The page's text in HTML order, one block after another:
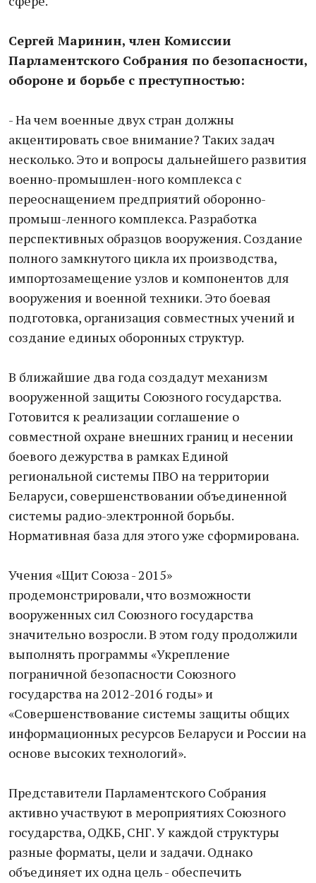
Сергей Маринин, член Комиссии
Парламентского Собрания по безопасности,
обороне и борьбе с преступностью:
- На чем военные двух стран должны
акцентировать свое внимание? Таких задач
несколько. Это и вопросы дальнейшего развития
военно-промышлен-ного комплекса с
переоснащением предприятий оборонно-
промыш-ленного комплекса. Разработка
перспективных образцов вооружения. Создание
полного замкнутого цикла их производства,
импортозамещение узлов и компонентов для
вооружения и военной техники. Это боевая
подготовка, организация совместных учений и
создание единых оборонных структур.
В ближайшие два года создадут механизм
вооруженной защиты Союзного государства.
Готовится к реализации соглашение о
совместной охране внешних границ и несении
боевого дежурства в рамках Единой
региональной системы ПВО на территории
Беларуси, совершенствовании объединенной
системы радио-электронной борьбы.
Нормативная база для этого уже сформирована.
Учения «Щит Союза - 2015»
продемонстрировали, что возможности
вооруженных сил Союзного государства
значительно возросли. В этом году продолжили
выполнять программы «Укрепление
пограничной безопасности Союзного
государства на 2012-2016 годы» и
«Совершенствование системы защиты общих
информационных ресурсов Беларуси и России на
основе высоких технологий».
Представители Парламентского Собрания
активно участвуют в мероприятиях Союзного
государства, ОДКБ, СНГ. У каждой структуры
разные форматы, цели и задачи. Однако
объединяет их одна цель - обеспечить